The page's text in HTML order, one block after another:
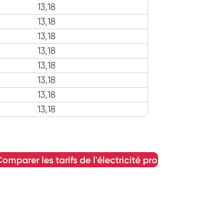
13,18
13,18
13,18
13,18
13,18
13,18
13,18
13,18
comparer les tarifs de l'électricité pro